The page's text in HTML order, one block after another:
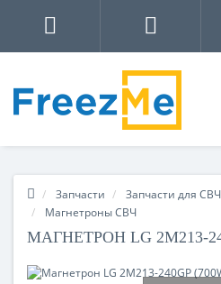
Запчасти
Запчасти для
Магнетроны СВЧ
МАГНЕТРОН LG 2M213-